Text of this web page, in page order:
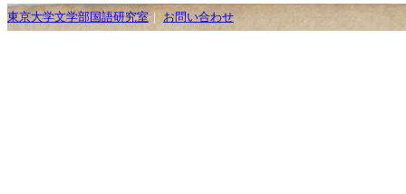
東京大学文学部国語研究室 お問い合わせ